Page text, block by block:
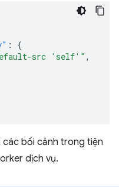
:
{
src 'self'" ,
các bối cảnh trong tiện
dịch vụ.